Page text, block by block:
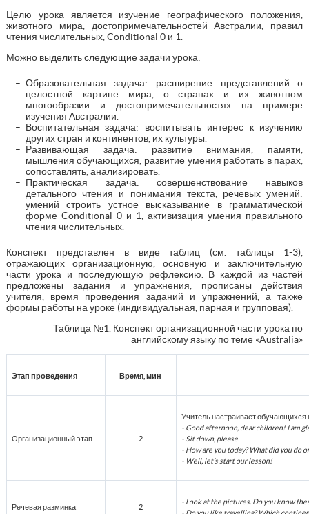
Целю урока является изучение географического положения,
животного мира, достопримечательностей Австралии, правил
чтения числительных, Conditional 0 и 1.
Можно выделить следующие задачи урока:
Образовательная задача: расширение представлений о
целостной картине мира, о странах и их животном
многообразии и достопримечательностях на примере
изучения Австралии.
Воспитательная задача: воспитывать интерес к изучению
других стран и континентов, их культуры.
Развивающая задача: развитие внимания, памяти,
мышления обучающихся, развитие умения работать в парах,
сопоставлять, анализировать.
Практическая задача: совершенствование навыков
детального чтения и понимания текста, речевых умений:
умений строить устное высказывание в грамматической
форме Conditional 0 и 1, активизация умения правильного
чтения числительных.
Конспект представлен в виде таблиц (см. таблицы 1-3),
отражающих организационную, основную и заключительную
части урока и последующую рефлексию. В каждой из частей
предложены задания и упражнения, прописаны действия
учителя, время проведения заданий и упражнений, а также
формы работы на уроке (индивидуальная, парная и групповая).
Таблица №1. Конспект организационной части урока по
английскому языку по теме «Australia»
Этап проведения Время, мин
Организационный этап 2
Учитель настраивает обучающихся
- Good afternoon, dear children! I am
- Sit down, please.
- How are you today? What did you do
- Well, let’s start our lesson!
Речевая разминка 2
- Look at the pictures. Do you know